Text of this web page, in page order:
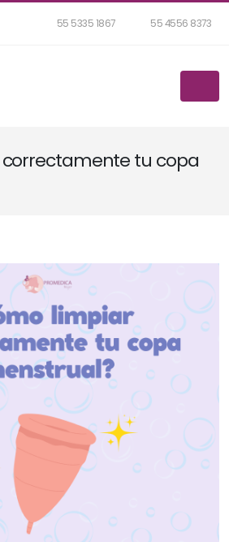
55 5335 1867 55 4556 8373
tu copa